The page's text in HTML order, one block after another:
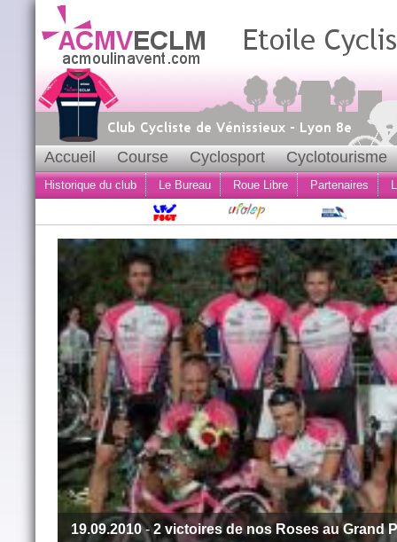
Accueil Course Cyclosport Cyclotourisme
Historique du club Le Bureau Roue Libre Partenaires
19.09.2010-2 victoires de nos Roses au Grand